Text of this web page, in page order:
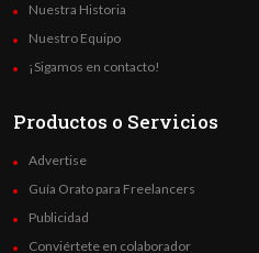
Nuestra Historia
Nuestro Equipo
¡Sigamos en contacto!
Productos o Servicios
Advertise
Guía Orato para Freelancers
Publicidad
Conviértete en colaborador